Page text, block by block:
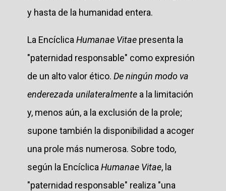
y hasta de la humanidad entera.
La Encíclica Humanae Vitae presenta la
"paternidad responsable" como expresión
de un alto valor ético. De ningún modo va
enderezada unilateralmente a la limitación
y, menos aún, a la exclusión de la prole;
supone también la disponibilidad a acoger
una prole más numerosa. Sobre todo,
según la Encíclica Humanae Vitae, la
"paternidad responsable" realiza "una